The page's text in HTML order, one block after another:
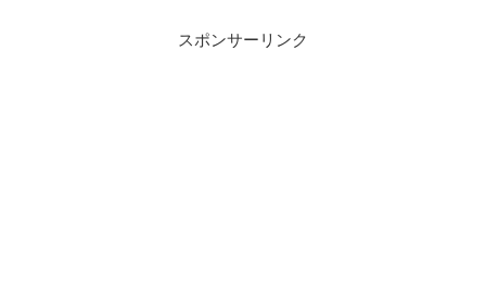
スポンサーリンク